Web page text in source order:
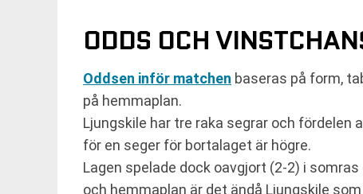
ODDS OCH
Oddsen inför matchen baseras på form,
på hemmaplan.
Ljungskile har tre raka segrar och
för en seger för bortalaget är högre.
Lagen spelade dock oavgjort (2-2) i
och hemmaplan är det ändå Ljungskile